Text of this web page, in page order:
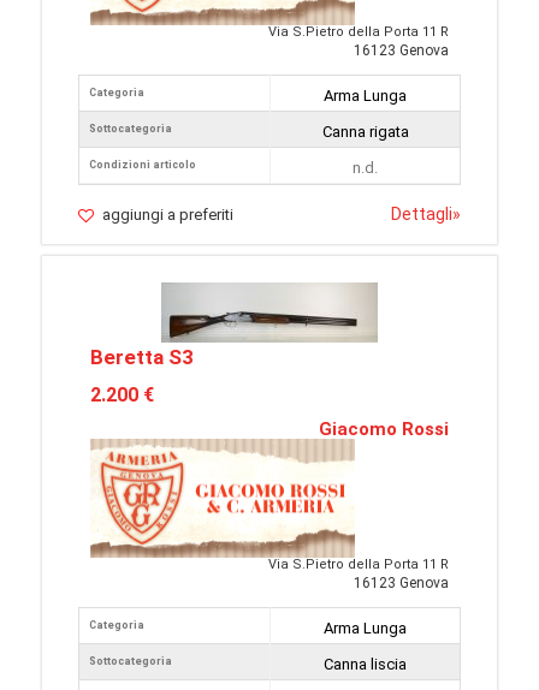
Via S.Pietro della Porta 11 R
16123 Genova
Categoria
Sottocategoria
Condizioni articolo
Arma Lunga
Canna rigata
n.d.
aggiungi a preferiti Dettagli»
Beretta S3
2.200 €
Giacomo Rossi
Via S.Pietro della Porta 11 R
16123 Genova
Categoria
Sottocategoria
Arma Lunga
Canna liscia